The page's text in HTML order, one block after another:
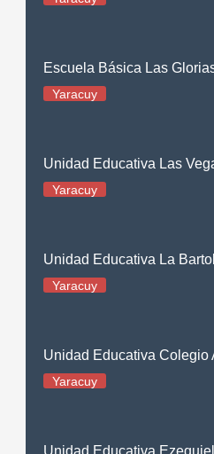
Escuela Básica Las
Yaracuy
Unidad Educativa Las
Yaracuy
Unidad Educativa La
Yaracuy
Unidad Educativa Colegio
Yaracuy
Unidad Educativa